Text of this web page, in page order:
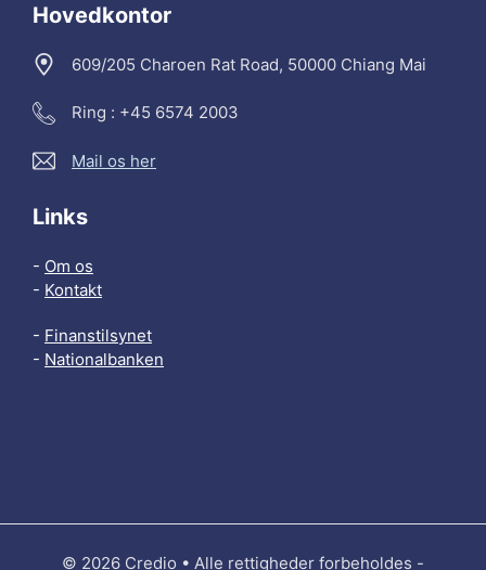
Hovedkontor
609/205 Charoen Rat Road, 50000 Chiang Mai
Ring : +45 6574 2003
Mail os her
Links
- Om os
- Kontakt
- Finanstilsynet
- Nationalbanken
© 2026 Credio • Alle rettigheder forbeholdes -